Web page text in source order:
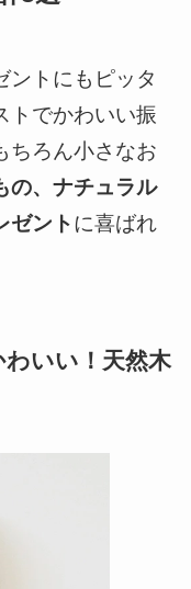
ントにもピッタ
トでかわいい振
ちろん小さなお
の、ナチュラル
ゼントに喜ばれ
いい！天然木